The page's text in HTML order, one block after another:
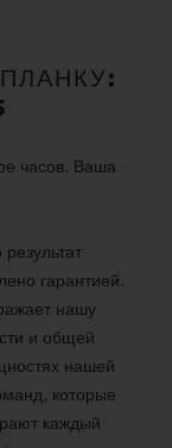
часов. Ваша
гарантией.
нашу
и общей
нашей
которые
каждый